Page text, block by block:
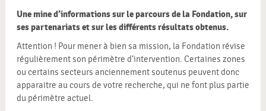
Une mine d’informations sur le parcours de la Fondation, sur
ses partenariats et sur les différents résultats obtenus.
Attention ! Pour mener à bien sa mission, la Fondation révise
régulièrement son périmètre d’intervention. Certaines zones
ou certains secteurs anciennement soutenus peuvent donc
apparaitre au cours de votre recherche, qui ne font plus partie
du périmètre actuel.